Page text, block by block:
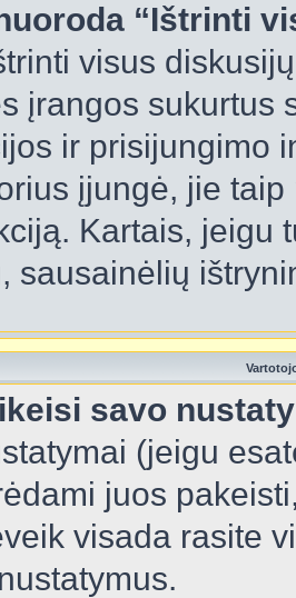
“Ištrinti
visus
įrangos sukurtus
ir prisijungimo
įjungė, jie
Kartais, jeigu
sausainėlių
savo
(jeigu
juos
visada rasite